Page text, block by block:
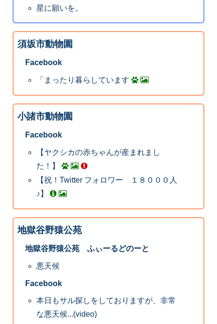
星に願いを。
須坂市動物園
Facebook
「まったり暮らしています
小諸市動物園
Facebook
【ヤクシカの赤ちゃんが産まれまし
た！】
【祝！Twitter フォロワー １８０００人
♪】
地獄谷野猿公苑
地獄谷野猿公苑 ふぃーるどのーと
悪天候
Facebook
本日もサル探しをしておりますが、非常
な悪天候...(video)